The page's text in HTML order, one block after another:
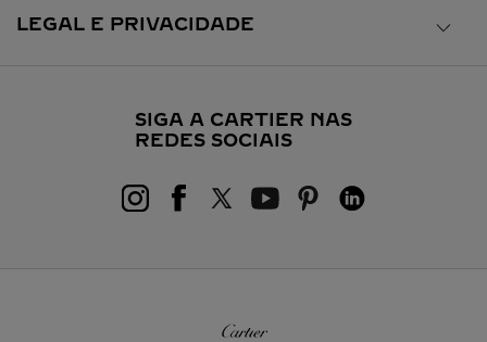
LEGAL E PRIVACIDADE
SIGA A CARTIER NAS
REDES SOCIAIS